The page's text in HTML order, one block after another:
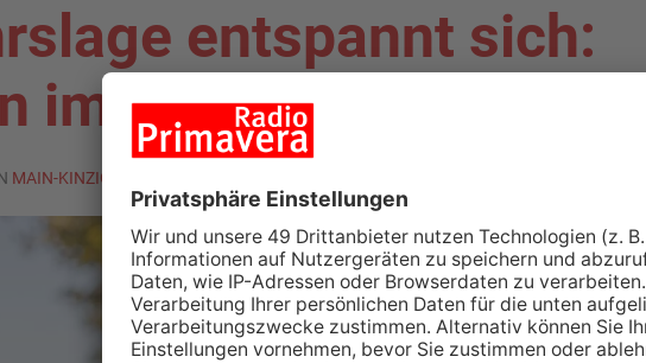
entspannt sich:
im Kinzigtal wieder frei
MAIN-KINZIG-KREIS